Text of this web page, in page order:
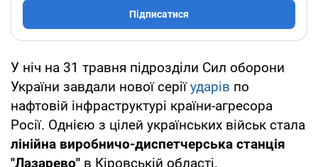
Підписатися
У ніч на 31 травня підрозділи Сил оборони
України завдали нової серіїударів по
нафтовій інфраструктурі країни-агресора
Росії. Однією з цілей українських військ стала
лінійна виробничо-диспетчерська станція
"Лазарево" в Кіровській області.